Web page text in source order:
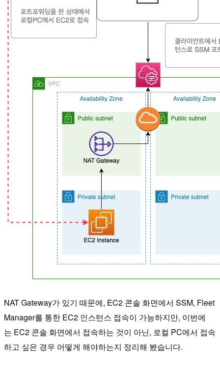
NAT Gateway가 있기 때문에, EC2 콘솔 화면에서 SSM, Fleet
Manager를 통한 EC2 인스턴스 접속이 가능하지만, 이번에
는 EC2 콘솔 화면에서 접속하는 것이 아닌, 로컬 PC에서 접속
하고 싶은 경우 어떻게 해야하는지 정리해 봤습니다.